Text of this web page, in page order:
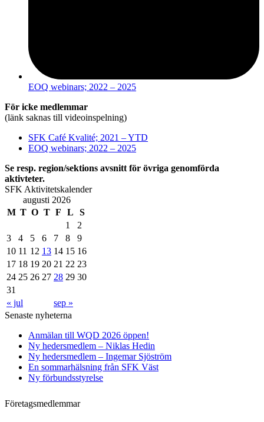
EOQ webinars; 2022 – 2025
För icke medlemmar
(länk saknas till videoinspelning)
SFK Café Kvalité; 2021 – YTD
EOQ webinars; 2022 – 2025
Se resp. region/sektions avsnitt för övriga genomförda
aktivteter.
SFK Aktivitetskalender
augusti 2026
M T O T F L
S
1
2
3
4 5 6 7 8
9
10 11 12 13 14 15 16
17 18 19 20 21 22 23
24 25 26 27 28 29 30
31
« jul
sep »
Senaste nyheterna
Anmälan till WQD 2026 öppen!
Ny hedersmedlem – Niklas Hedin
Ny hedersmedlem – Ingemar Sjöström
En sommarhälsning från SFK Väst
Ny förbundsstyrelse
Företagsmedlemmar